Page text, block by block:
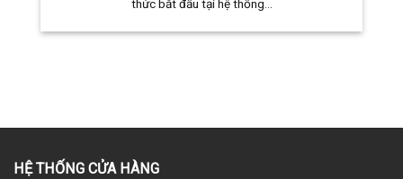
thức bắt đầu tại hệ thống...
HỆ THỐNG CỬA HÀNG